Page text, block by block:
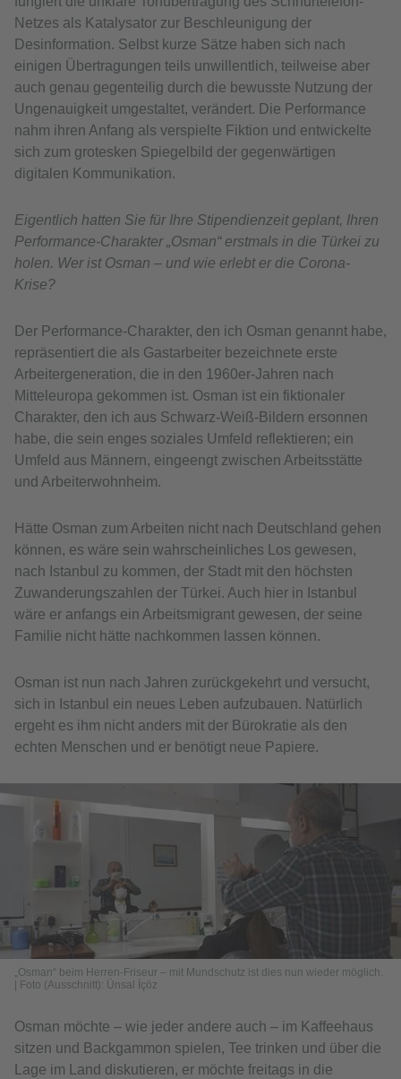
Netzes als Katalysator zur Beschleunigung der
Desinformation. Selbst kurze Sätze haben sich nach
einigen Übertragungen teils unwillentlich, teilweise aber
auch genau gegenteilig durch die bewusste Nutzung der
Ungenauigkeit umgestaltet, verändert. Die Performance
nahm ihren Anfang als verspielte Fiktion und entwickelte
sich zum grotesken Spiegelbild der gegenwärtigen
digitalen Kommunikation.
Eigentlich hatten Sie für Ihre Stipendienzeit geplant, Ihren
Performance-Charakter „Osman“ erstmals in die Türkei zu
holen. Wer ist Osman – und wie erlebt er die Corona-
Krise?
Der Performance-Charakter, den ich Osman genannt habe,
repräsentiert die als Gastarbeiter bezeichnete erste
Arbeitergeneration, die in den 1960er-Jahren nach
Mitteleuropa gekommen ist. Osman ist ein fiktionaler
Charakter, den ich aus Schwarz-Weiß-Bildern ersonnen
habe, die sein enges soziales Umfeld reflektieren; ein
Umfeld aus Männern, eingeengt zwischen Arbeitsstätte
und Arbeiterwohnheim.
Hätte Osman zum Arbeiten nicht nach Deutschland gehen
können, es wäre sein wahrscheinliches Los gewesen,
nach Istanbul zu kommen, der Stadt mit den höchsten
Zuwanderungszahlen der Türkei. Auch hier in Istanbul
wäre er anfangs ein Arbeitsmigrant gewesen, der seine
Familie nicht hätte nachkommen lassen können.
Osman ist nun nach Jahren zurückgekehrt und versucht,
sich in Istanbul ein neues Leben aufzubauen. Natürlich
ergeht es ihm nicht anders mit der Bürokratie als den
echten Menschen und er benötigt neue Papiere.
„Osman“ beim Herren-Friseur – mit Mundschutz ist dies nun wieder möglich.
| Foto (Ausschnitt): Ünsal İçöz
Osman möchte – wie jeder andere auch – im Kaffeehaus
sitzen und Backgammon spielen, Tee trinken und über die
Lage im Land diskutieren, er möchte freitags in die